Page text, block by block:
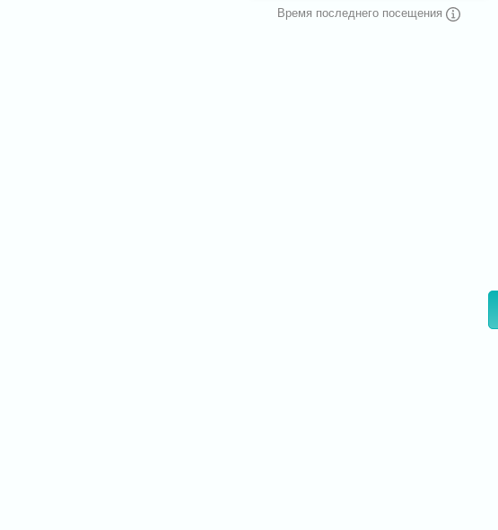
Время последнего посещения